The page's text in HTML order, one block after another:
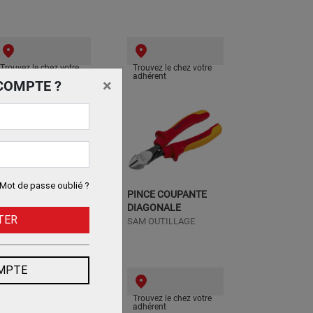
Trouvez le chez votre
Trouvez le chez votre
adhérent
PINCE COUPANTE
165
OUTILLAGE
PINCE COUPANTE
DIAGONALE
SAM OUTILLAGE
Trouvez le chez votre
adhérent
? ×
Mot de passe oublié ?